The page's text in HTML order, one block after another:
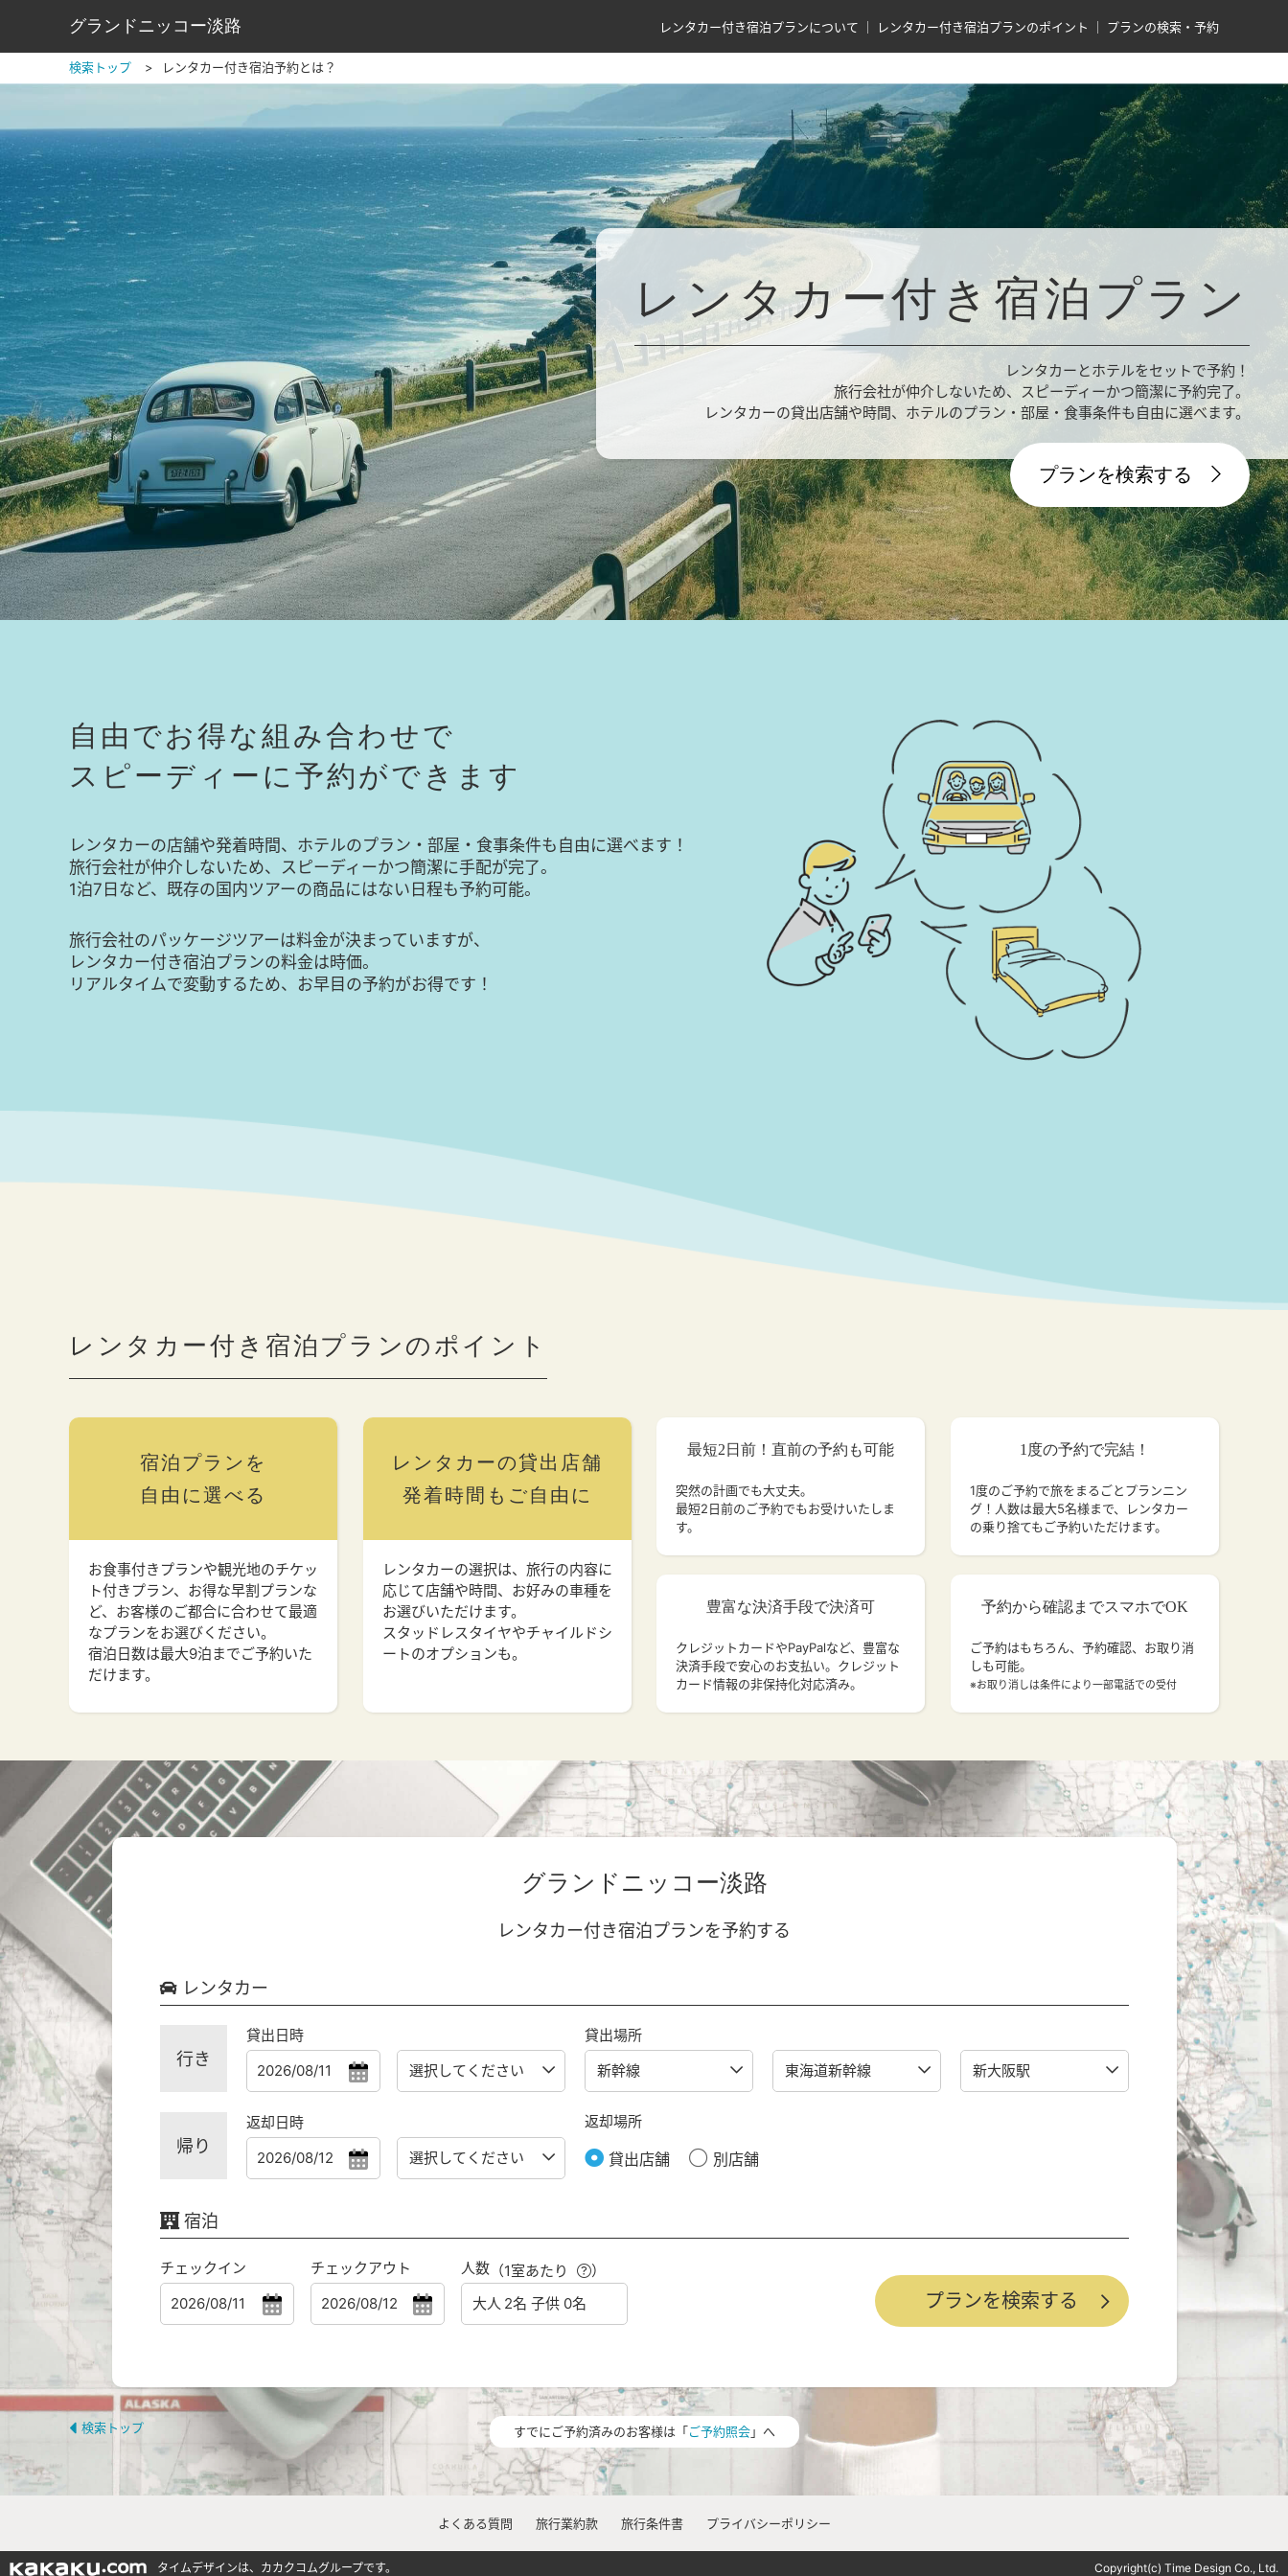
グランドニッコー淡路 レンタカー付き宿泊プランについて レンタカー付き宿泊プランのポイント プランの検索・予約
検索トップ レンタカー付き宿泊予約とは？
レンタカー付き宿泊プラン
レンタカーとホテルをセットで予約！
旅行会社が仲介しないため、スピーディーかつ簡潔に予約完了。
レンタカーの貸出店舗や時間、ホテルのプラン・部屋・食事条件も自由に選べます。
プランを検索する
自由でお得な組み合わせで
スピーディーに予約ができます
レンタカーの店舗や発着時間、ホテルのプラン・部屋・食事条件も自由に選べます！
旅行会社が仲介しないため、スピーディーかつ簡潔に手配が完了。
1泊7日など、既存の国内ツアーの商品にはない日程も予約可能。
旅行会社のパッケージツアーは料金が決まっていますが、
レンタカー付き宿泊プランの料金は時価。
リアルタイムで変動するため、お早目の予約がお得です！
レンタカー付き宿泊プランのポイント
宿泊プランを
自由に選べる
お食事付きプランや観光地のチケッ
ト付きプラン、お得な早割プランな
ど、お客様のご都合に合わせて最適
なプランをお選びください。
宿泊日数は最大9泊までご予約いた
だけます。
レンタカーの貸出店舗
発着時間もご自由に
レンタカーの選択は、旅行の内容に
応じて店舗や時間、お好みの車種を
お選びいただけます。
スタッドレスタイヤやチャイルドシ
ートのオプションも。
最短2日前！直前の予約も可能
突然の計画でも大丈夫。
最短2日前のご予約でもお受けいたしま
す。
豊富な決済手段で決済可
クレジットカードやPayPalなど、豊富な
決済手段で安心のお支払い。クレジット
カード情報の非保持化対応済み。
1度の予約で完結！
1度のご予約で旅をまるごとプランニン
グ！人数は最大5名様まで、レンタカー
の乗り捨てもご予約いただけます。
予約から確認までスマホでOK
ご予約はもちろん、予約確認、お取り消
しも可能。
※お取り消しは条件により一部電話での受付
グランドニッコー淡路
レンタカー付き宿泊プランを予約する
レンタカー
行き
貸出日時 貸出場所
帰り
返却日時 返却場所
貸出店舗 別店舗
宿泊
チェックイン チェックアウト 人数（1室あたり ）
検索トップ すでにご予約済みのお客様は「ご予約照会」へ
よくある質問 旅行業約款 旅行条件書 プライバシーポリシー
タイムデザインは、カカクコムグループです。 Copyright(c) Time Design Co., Ltd.